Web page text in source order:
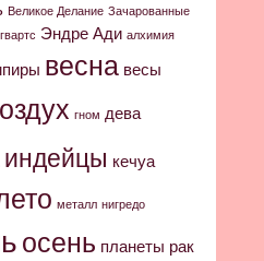
Великое Делание Зачарованные
Эндре Ади алхимия
весна весы
гном дева
индейцы кечуа
металл нигредо
осень планеты рак